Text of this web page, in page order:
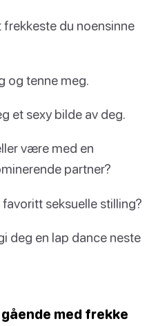
frekkeste du noensinne
og tenne meg.
et sexy bilde av deg.
være med en
partner?
seksuelle stilling?
deg en lap dance neste
med frekke